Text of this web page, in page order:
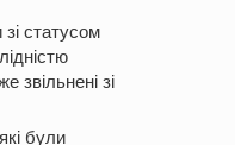
статусом
звільнені зі
були